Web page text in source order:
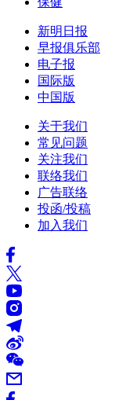
新明日报
早报俱乐部
电子报
国际版
中国版
关于我们
常见问题
关注我们
联络我们
广告联络
投函/投稿
加入我们